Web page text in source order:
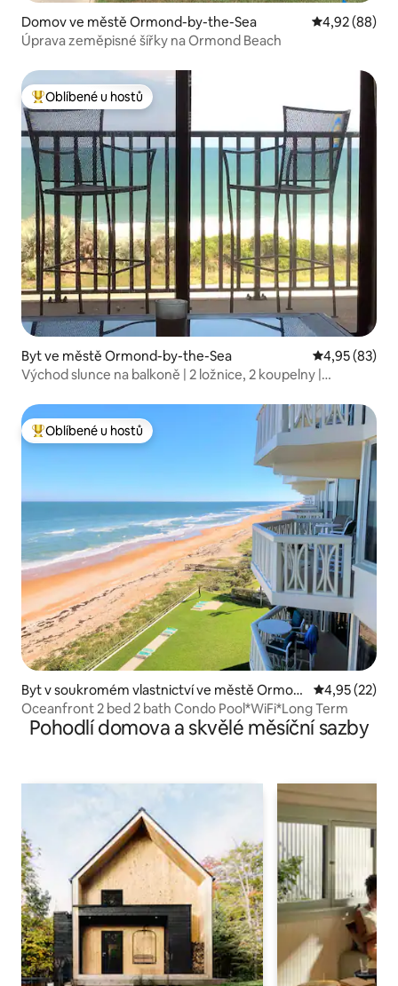
Domov ve městě Ormond-by-the-Sea Průměrné
4,92 (88)
Úprava zeměpisné šířky na Ormond Beach
Nejlepší v kategorii Oblíbené u hostů
Oblíbené u hostů
Byt ve městě Ormond-by-the-Sea Průměrné
4,95 (83)
Východ slunce na balkoně | 2 ložnice, 2 koupelny |
Nejlepší v kategorii Oblíbené u hostů
Oblíbené u hostů
Byt v soukromém vlastnictví ve městě Ormon
d-by-the-Sea
Průměrné
4,95 (22)
Oceanfront 2 bed 2 bath Condo Pool*WiFi*Long Term
Pohodlí domova a skvělé měsíční sazby